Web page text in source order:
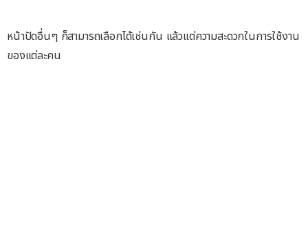
หน้าปัดอื่นๆ ก็สามารถเลือกได้เช่นกัน แล้วแต่ความสะดวกในการใช้งาน
ของแต่ละคน